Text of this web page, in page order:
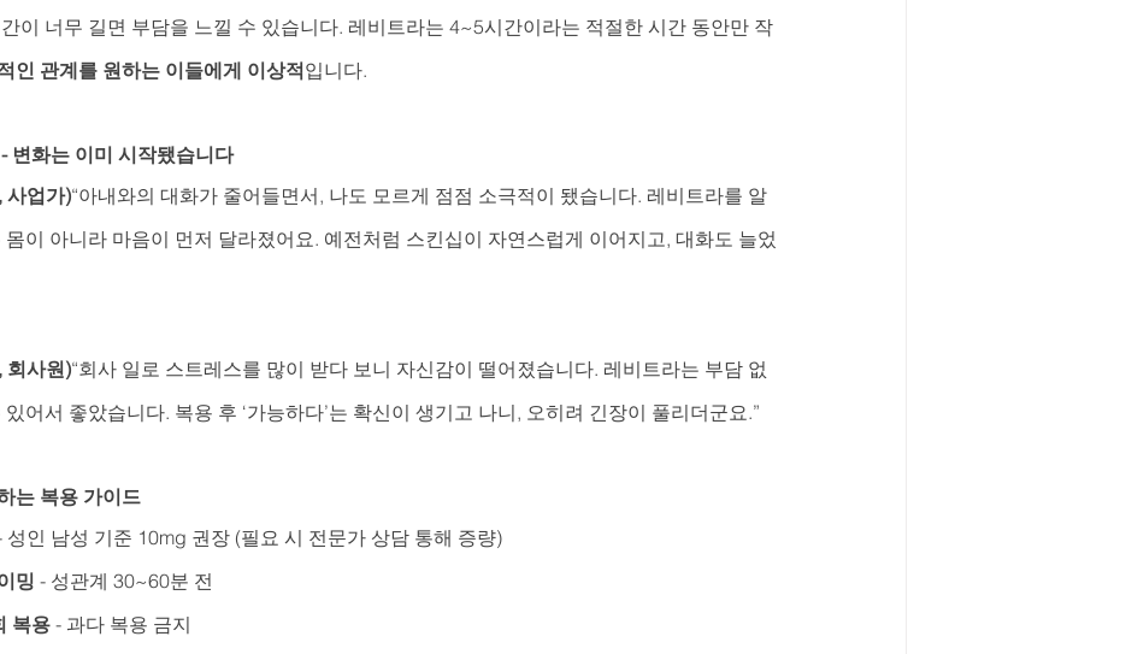
이 너무 길면 부담을 느낄 수 있습니다. 레비트라는 4~5시간이라는 적절한 시간 동안만 작
인 관계를 원하는 이들에게 이상적입니다.
변화는 이미 시작됐습니다
사업가)“아내와의 대화가 줄어들면서, 나도 모르게 점점 소극적이 됐습니다. 레비트라를 알
몸이 아니라 마음이 먼저 달라졌어요. 예전처럼 스킨십이 자연스럽게 이어지고, 대화도 늘었
회사원)“회사 일로 스트레스를 많이 받다 보니 자신감이 떨어졌습니다. 레비트라는 부담 없
어서 좋았습니다. 복용 후 ‘가능하다’는 확신이 생기고 나니, 오히려 긴장이 풀리더군요.”
는 복용 가이드
인 남성 기준 10mg 권장 (필요 시 전문가 상담 통해 증량)
밍 - 성관계 30~60분 전
복용 - 과다 복용 금지